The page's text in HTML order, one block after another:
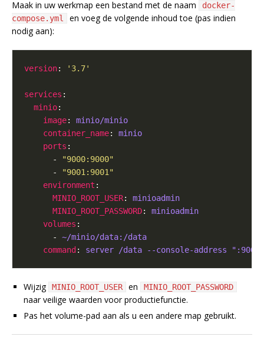
Maak in uw werkmap een bestand met de naam
docker-
compose.yml
en voeg de volgende inhoud toe (pas indien
nodig aan):
version: '3.7'
services
minio
image: minio/minio
container_name: minio
ports
      -
"9000:9000"
      -
"9001:9001"
environment
MINIO_ROOT_USER: minioadmin
MINIO_ROOT_PASSWORD: minioadmin
volumes
      -
~/minio/data:/data
command : server /data --console-address ":9001"
Wijzig MINIO_ROOT_USER en MINIO_ROOT_PASSWORD
naar veilige waarden voor productiefunctie.
Pas het volume-pad aan als u een andere map gebruikt.